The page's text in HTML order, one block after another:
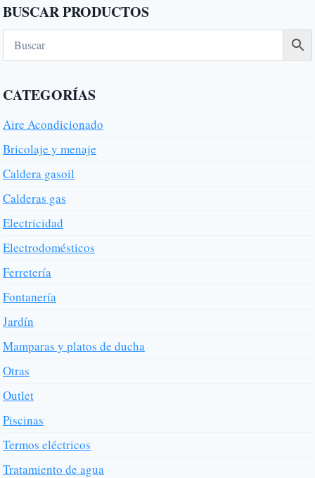
BUSCAR PRODUCTOS
CATEGORÍAS
Aire Acondicionado
Bricolaje y menaje
Caldera gasoil
Calderas gas
Electricidad
Electrodomésticos
Ferretería
Fontanería
Jardín
Mamparas y platos de ducha
Otras
Outlet
Piscinas
Termos eléctricos
Tratamiento de agua